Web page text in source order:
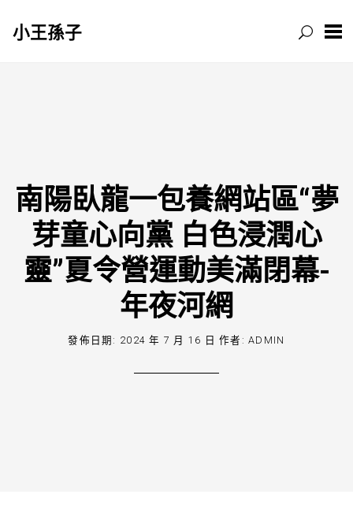
小王孫子
南陽臥龍一包養網站區“夢
芽童心向黨 白色浸潤心
靈”夏令營運動美滿閉幕-
年夜河網
發佈日期: 2024 年 7 月 16 日 作者:ADMIN